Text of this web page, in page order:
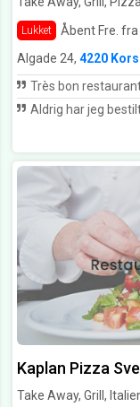
Lukket Åbent Fre.
Algade 24, 4220
Très bon restaurant ,
Aldrig har jeg bestilt en bedre halv kylling! Lækre pomfritter,
Kaplan Pizza
Take Away, Grill,